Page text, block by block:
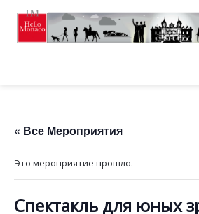
« Все Мероприятия
Это мероприятие прошло.
Спектакль для юных